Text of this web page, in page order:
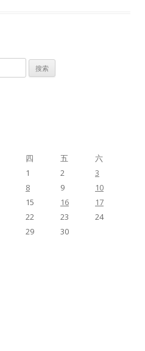
四 五
六
1
2
3
8 9
10
15 16
17
22 23
24
29 30